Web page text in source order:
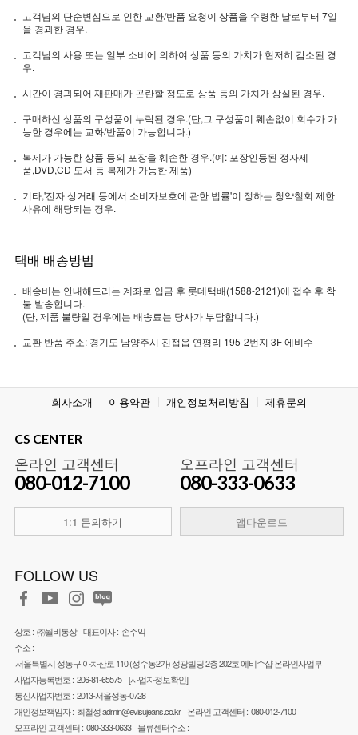
고객님의 단순변심으로 인한 교환/반품 요청이 상품을 수령한 날로부터 7일
을 경과한 경우.
고객님의 사용 또는 일부 소비에 의하여 상품 등의 가치가 현저히 감소된 경
우.
시간이 경과되어 재판매가 곤란할 정도로 상품 등의 가치가 상실된 경우.
구매하신 상품의 구성품이 누락된 경우.(단,그 구성품이 훼손없이 회수가 가
능한 경우에는 교화/반품이 가능합니다.)
복제가 가능한 상품 등의 포장을 훼손한 경우.(예: 포장인등된 정자제
품,DVD,CD 도서 등 복제가 가능한 제품)
기타,'전자 상거래 등에서 소비자보호에 관한 법률'이 정하는 청약철회 제한
사유에 해당되는 경우.
택배 배송방법
배송비는 안내해드리는 계좌로 입금 후 롯데택배(1588-2121)에 접수 후 착
불 발송합니다.
(단, 제품 불량일 경우에는 배송료는 당사가 부담합니다.)
교환 반품 주소: 경기도 남양주시 진접읍 연평리 195-2번지 3F 에비수
회사소개 이용약관 개인정보처리방침 제휴문의
CS CENTER
온라인 고객센터
080-012-7100
1:1 문의하기
오프라인 고객센터
080-333-0633
앱다운로드
FOLLOW US
상호 : ㈜월비통상 대표이사 : 손주익
주소 :
서울특별시 성동구 아차산로 110 (성수동2가) 성광빌딩 2층 202호 에비수샵 온라인사업부
사업자등록번호 : 206-81-65575 [사업자정보확인]
통신사업자번호 : 2013-서울성동-0728
개인정보책임자 : 최철성admin@evisujeans.co.kr 온라인 고객센터 : 080-012-7100
오프라인 고객센터 : 080-333-0633 물류센터주소 :